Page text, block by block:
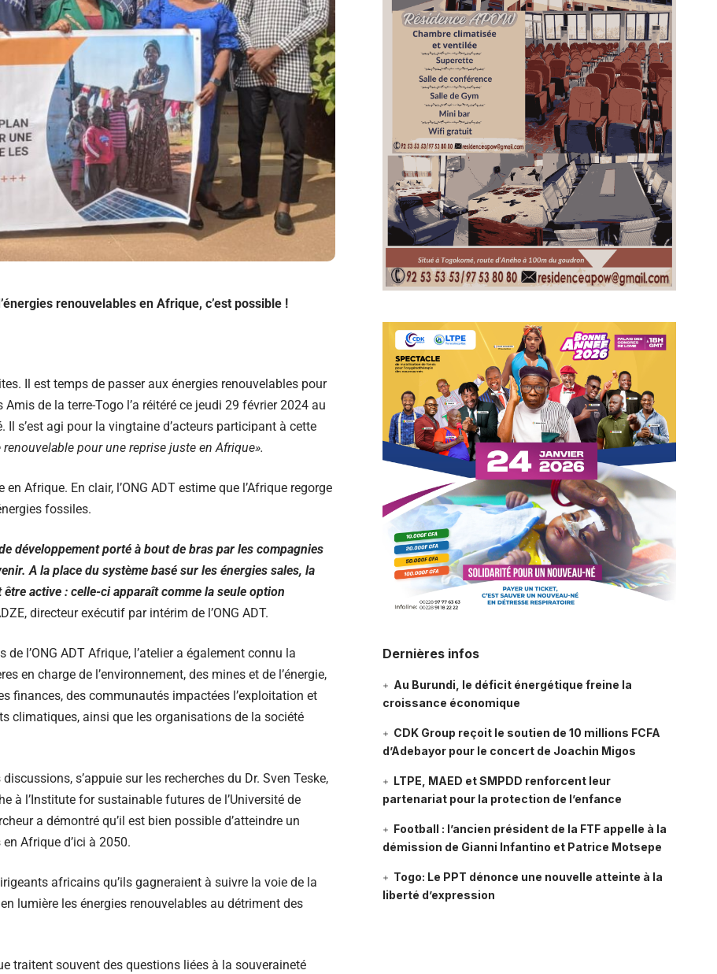
renouvelables en Afrique, c’est possible !
Il est temps de passer aux énergies renouvelables pour
Amis de la terre-Togo l’a réitéré ce jeudi 29 février 2024 au
Il s’est agi pour la vingtaine d’acteurs participant à cette
renouvelable pour une reprise juste en Afrique».
en Afrique. En clair, l’ONG ADT estime que l’Afrique regorge
fossiles.
développement porté à bout de bras par les compagnies
A la place du système basé sur les énergies sales, la
active : celle-ci apparaît comme la seule option
directeur exécutif par intérim de l’ONG ADT.
l’ONG ADT Afrique, l’atelier a également connu la
en charge de l’environnement, des mines et de l’énergie,
finances, des communautés impactées l’exploitation et
climatiques, ainsi que les organisations de la société
s’appuie sur les recherches du Dr. Sven Teske,
à l’Institute for sustainable futures de l’Université de
a démontré qu’il est bien possible d’atteindre un
Afrique d’ici à 2050.
africains qu’ils gagneraient à suivre la voie de la
lumière les énergies renouvelables au détriment des
traitent souvent des questions liées à la souveraineté
Dernières infos
Au Burundi, le déficit énergétique freine la
croissance économique
CDK Group reçoit le soutien de 10 millions FCFA
d’Adebayor pour le concert de Joachin Migos
LTPE, MAED et SMPDD renforcent leur
partenariat pour la protection de l’enfance
Football : l’ancien président de la FTF appelle à la
démission de Gianni Infantino et Patrice Motsepe
Togo: Le PPT dénonce une nouvelle atteinte à la
liberté d’expression